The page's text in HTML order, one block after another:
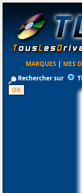
MARQUES | MES
Rechercher sur